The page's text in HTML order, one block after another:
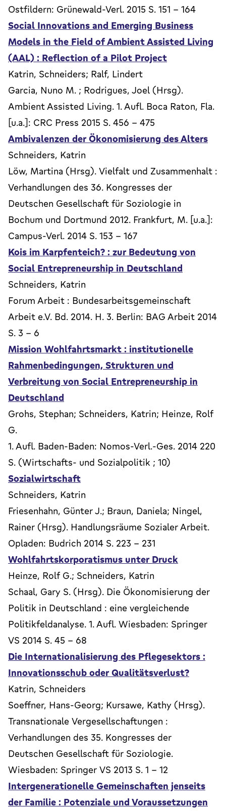
Ostfildern: Grünewald-Verl. 2015 S. 151 - 164
Social Innovations and Emerging Business
Models in the Field of Ambient Assisted Living
(AAL) : Reflection of a Pilot Project
Katrin, Schneiders; Ralf, Lindert
Garcia, Nuno M. ; Rodrigues, Joel (Hrsg).
Ambient Assisted Living. 1. Aufl. Boca Raton, Fla.
[u.a.]: CRC Press 2015 S. 456 - 475
Ambivalenzen der Ökonomisierung des Alters
Schneiders, Katrin
Löw, Martina (Hrsg). Vielfalt und Zusammenhalt :
Verhandlungen des 36. Kongresses der
Deutschen Gesellschaft für Soziologie in
Bochum und Dortmund 2012. Frankfurt, M. [u.a.]:
Campus-Verl. 2014 S. 153 - 167
Kois im Karpfenteich? : zur Bedeutung von
Social Entrepreneurship in Deutschland
Schneiders, Katrin
Forum Arbeit : Bundesarbeitsgemeinschaft
Arbeit e.V. Bd. 2014. H. 3. Berlin: BAG Arbeit 2014
S. 3 - 6
Mission Wohlfahrtsmarkt : institutionelle
Rahmenbedingungen, Strukturen und
Verbreitung von Social Entrepreneurship in
Deutschland
Grohs, Stephan; Schneiders, Katrin; Heinze, Rolf
G.
1. Aufl. Baden-Baden: Nomos-Verl.-Ges. 2014 220
S. (Wirtschafts- und Sozialpolitik ; 10)
Sozialwirtschaft
Schneiders, Katrin
Friesenhahn, Günter J.; Braun, Daniela; Ningel,
Rainer (Hrsg). Handlungsräume Sozialer Arbeit.
Opladen: Budrich 2014 S. 223 - 231
Wohlfahrtskorporatismus unter Druck
Heinze, Rolf G.; Schneiders, Katrin
Schaal, Gary S. (Hrsg). Die Ökonomisierung der
Politik in Deutschland : eine vergleichende
Politikfeldanalyse. 1. Aufl. Wiesbaden: Springer
VS 2014 S. 45 - 68
Die Internationalisierung des Pflegesektors :
Innovationsschub oder Qualitätsverlust?
Katrin, Schneiders
Soeffner, Hans-Georg; Kursawe, Kathy (Hrsg).
Transnationale Vergesellschaftungen :
Verhandlungen des 35. Kongresses der
Deutschen Gesellschaft für Soziologie.
Wiesbaden: Springer VS 2013 S. 1 - 12
Intergenerationelle Gemeinschaften jenseits
der Familie : Potenziale und Voraussetzungen